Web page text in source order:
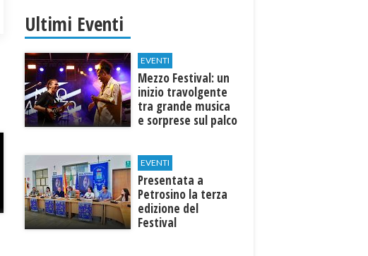
Ultimi Eventi
EVENTI
Mezzo Festival: un
inizio travolgente
tra grande musica
e sorprese sul palco
EVENTI
Presentata a
Petrosino la terza
edizione del
Festival